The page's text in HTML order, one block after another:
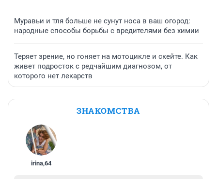
Муравьи и тля больше не сунут носа в ваш огород:
народные способы борьбы с вредителями без химии
Теряет зрение, но гоняет на мотоцикле и скейте. Как
живет подросток с редчайшим диагнозом, от
которого нет лекарств
ЗНАКОМСТВА
irina,64